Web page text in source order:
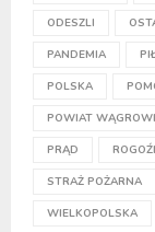
ODESZLI
PANDEMIA
POLSKA
POWIAT
PRĄD
STRAŻ POŻARNA
WIELKOPOLSKA